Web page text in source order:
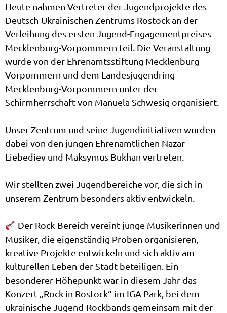
Heute nahmen Vertreter der Jugendprojekte des
Deutsch-Ukrainischen Zentrums Rostock an der
Verleihung des ersten Jugend-Engagementpreises
Mecklenburg-Vorpommern teil. Die Veranstaltung
wurde von der Ehrenamtsstiftung Mecklenburg-
Vorpommern und dem Landesjugendring
Mecklenburg-Vorpommern unter der
Schirmherrschaft von Manuela Schwesig organisiert.
Unser Zentrum und seine Jugendinitiativen wurden
dabei von den jungen Ehrenamtlichen Nazar
Liebediev und Maksymus Bukhan vertreten.
Wir stellten zwei Jugendbereiche vor, die sich in
unserem Zentrum besonders aktiv entwickeln.
Der Rock-Bereich vereint junge Musikerinnen und
Musiker, die eigenständig Proben organisieren,
kreative Projekte entwickeln und sich aktiv am
kulturellen Leben der Stadt beteiligen. Ein
besonderer Höhepunkt war in diesem Jahr das
Konzert „Rock in Rostock“ im IGA Park, bei dem
ukrainische Jugend-Rockbands gemeinsam mit der